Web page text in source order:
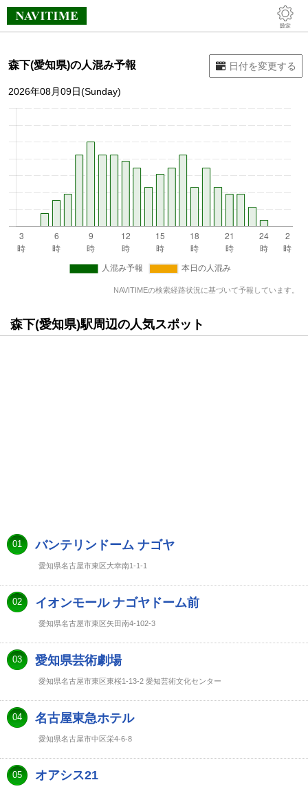
森下(愛知県)の人混み予報
2026年08月09日(Sunday)
NAVITIMEの検索経路状況に基づいて予報しています。
森下(愛知県)駅周辺の人気スポット
01 バンテリンドーム ナゴヤ
愛知県名古屋市東区大幸南1-1-1
02 イオンモール ナゴヤドーム前
愛知県名古屋市東区矢田南4-102-3
03 愛知県芸術劇場
愛知県名古屋市東区東桜1-13-2 愛知芸術文化センター
04 名古屋東急ホテル
愛知県名古屋市中区栄4-6-8
05 オアシス21